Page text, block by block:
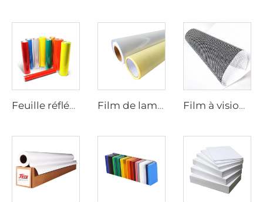
Feuille réfléchissante Film de laminage Film à vision unique